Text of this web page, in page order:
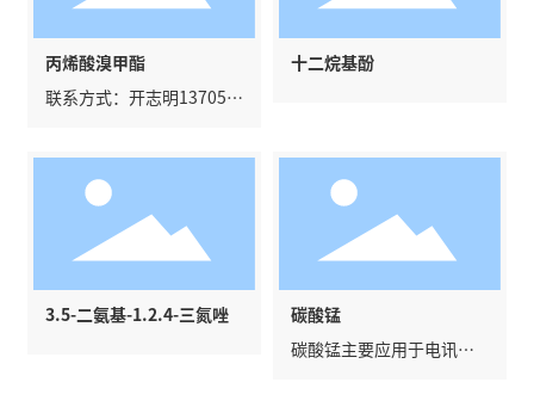
丙烯酸溴甲酯
联系方式：开志明137056
十二烷基酚
3.5-二氨基-1.2.4-三氮唑
碳酸锰
碳酸锰主要应用于电讯器